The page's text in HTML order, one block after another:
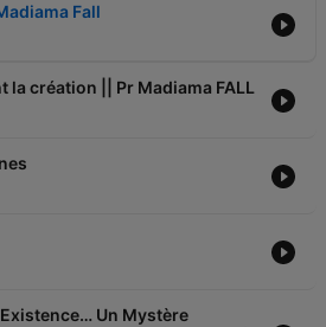
Fall
la création || Pr Madiama FALL
Un Mystère